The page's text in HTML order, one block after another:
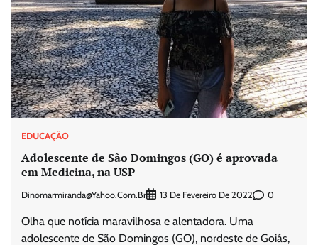
EDUCAÇÃO
Adolescente de São Domingos (GO) é aprovada
em Medicina, na USP
Dinomarmiranda@yahoo.com.br 13 De Fevereiro De 2022 0
Olha que notícia maravilhosa e alentadora. Uma
adolescente de São Domingos (GO), nordeste de Goiás,